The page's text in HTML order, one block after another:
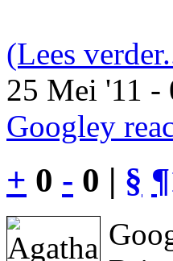
(Lees
25 Mei '11 -
Googley
+ 0 - 0 | § ¶